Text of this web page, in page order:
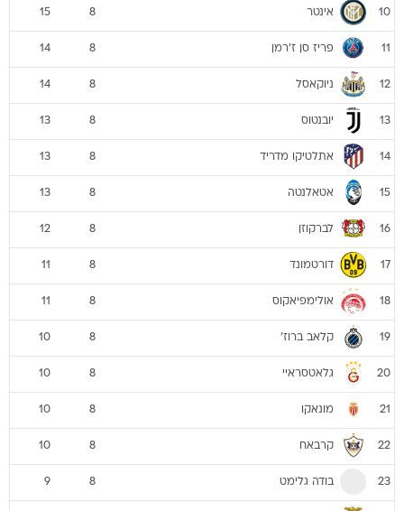
10 אינטר 8
15
11 פריז סן ז'רמן 8
14
12 ניוקאסל 8
14
13 יובנטוס 8
13
14 אתלטיקו מדריד 8
13
15 אטאלנטה 8
13
16 לברקוזן 8
12
17 דורטמונד 8
11
18 אולימפיאקוס 8
11
19 קלאב ברוז' 8
10
20 גלאטסראיי 8
10
21 מונאקו 8
10
22 קרבאח 8
10
23 בודה גלימט 8
9